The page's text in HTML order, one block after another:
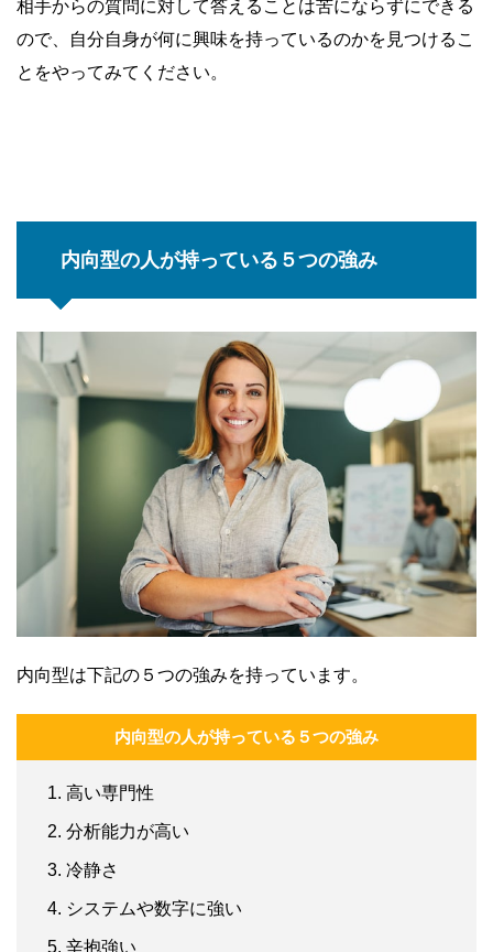
相手からの質問に対して答えることは苦にならずにできる
ので、自分自身が何に興味を持っているのかを見つけるこ
とをやってみてください。
内向型の人が持っている５つの強み
内向型は下記の５つの強みを持っています。
内向型の人が持っている５つの強み
高い専門性
分析能力が高い
冷静さ
システムや数字に強い
辛抱強い